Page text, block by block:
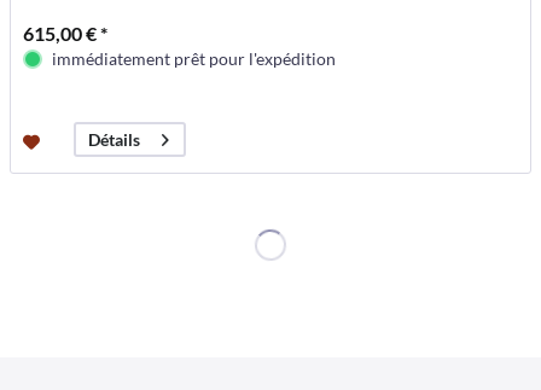
615,00 € *
immédiatement prêt pour l'expédition
Détails